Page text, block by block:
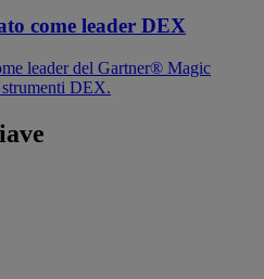
come leader DEX
leader del Gartner® Magic
DEX.